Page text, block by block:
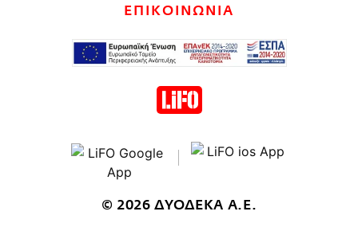
ΕΠΙΚΟΙΝΩΝΙΑ
© 2026 ΔΥΟΔΕΚΑ Α.Ε.